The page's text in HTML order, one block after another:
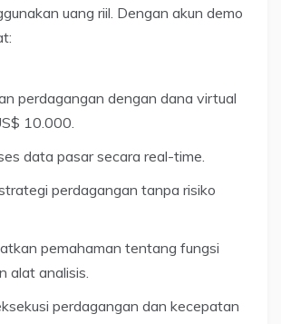
uang riil. Dengan akun demo
perdagangan dengan dana virtual
10.000.
data pasar secara real-time.
perdagangan tanpa risiko
pemahaman tentang fungsi
alat analisis.
perdagangan dan kecepatan